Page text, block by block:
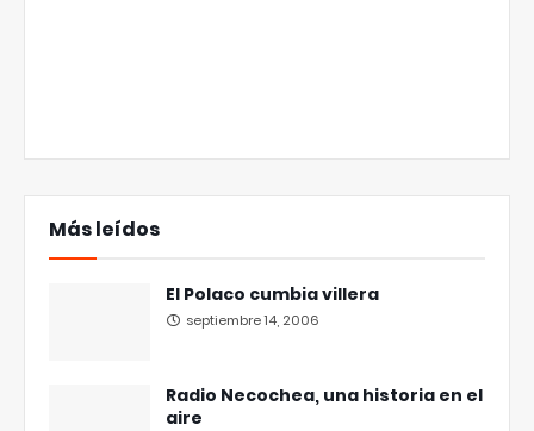
Más leídos
El Polaco cumbia villera
septiembre 14, 2006
Radio Necochea, una historia en el
aire